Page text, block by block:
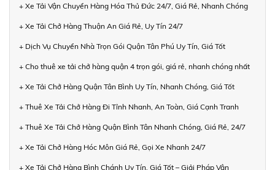
+ Xe Tải Vận Chuyển Hàng Hóa Thủ Đức 24/7, Giá Rẻ, Nhanh Chóng
+ Xe Tải Chở Hàng Thuận An Giá Rẻ, Uy Tín 24/7
+ Dịch Vụ Chuyển Nhà Trọn Gói Quận Tân Phú Uy Tín, Giá Tốt
+ Cho thuê xe tải chở hàng quận 4 trọn gói, giá rẻ, nhanh chóng nhất
+ Xe Tải Chở Hàng Quận Tân Bình Uy Tín, Nhanh Chóng, Giá Tốt
+ Thuê Xe Tải Chở Hàng Đi Tỉnh Nhanh, An Toàn, Giá Cạnh Tranh
+ Thuê Xe Tải Chở Hàng Quận Bình Tân Nhanh Chóng, Giá Rẻ, 24/7
+ Xe Tải Chở Hàng Hóc Môn Giá Rẻ, Gọi Xe Nhanh 24/7
+ Xe Tải Chở Hàng Bình Chánh Uy Tín, Giá Tốt – Giải Pháp Vận